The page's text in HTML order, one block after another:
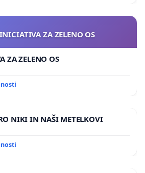
ZA ZELENO OS
ZA ZELENO OS
NIKI IN NAŠI METELKOVI